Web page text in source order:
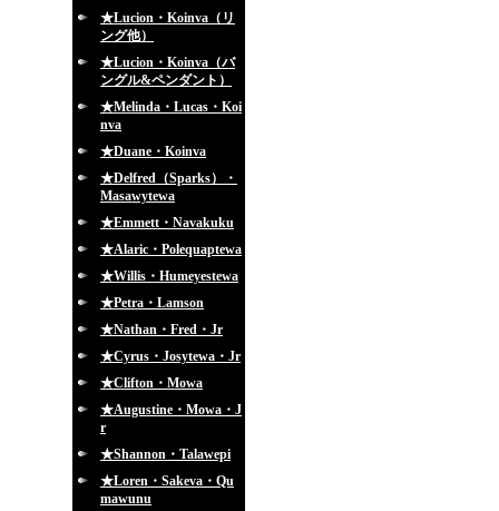
★Lucion・Koinva（リ
ング他）
★Lucion・Koinva（バ
ングル&ペンダント）
★Melinda・Lucas・Koi
nva
★Duane・Koinva
★Delfred（Sparks）・
Masawytewa
★Emmett・Navakuku
★Alaric・Polequaptewa
★Willis・Humeyestewa
★Petra・Lamson
★Nathan・Fred・Jr
★Cyrus・Josytewa・Jr
★Clifton・Mowa
★Augustine・Mowa・J
r
★Shannon・Talawepi
★Loren・Sakeva・Qu
mawunu